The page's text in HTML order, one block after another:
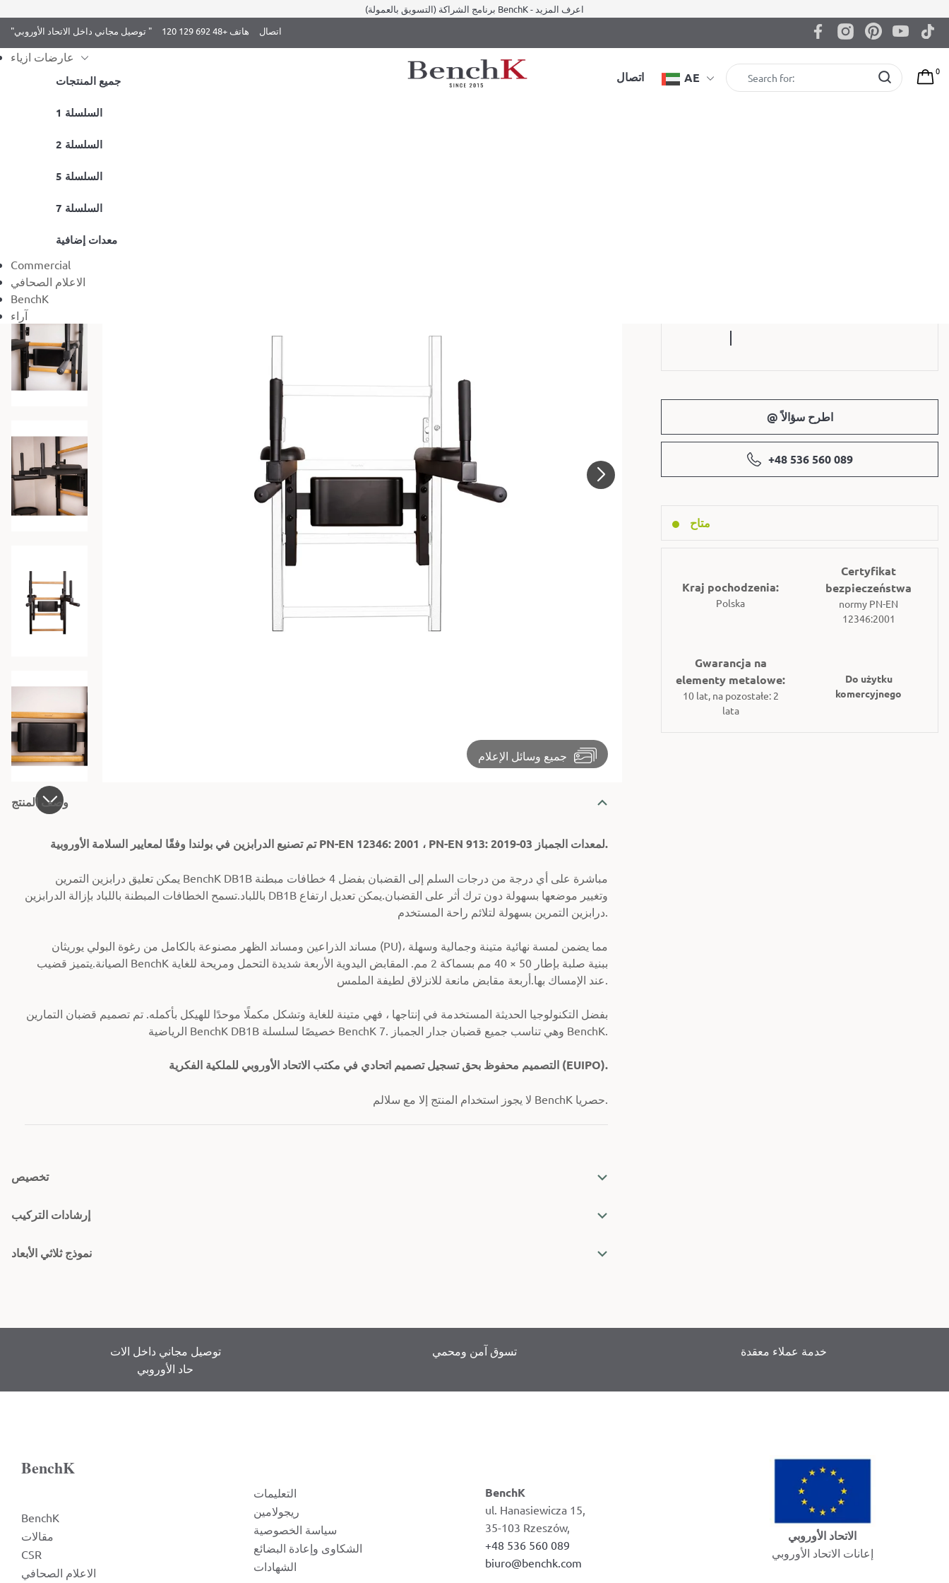
برنامج الشراكة (التسويق بالعمولة) BenchK - اعرف المزيد
"توصيل مجاني داخل الاتحاد الأوروبي "
هاتف +48 692 129 120 اتصال
عارضات ازياء
جميع المنتجات
1 السلسلة
2 السلسلة
5 السلسلة
7 السلسلة
معدات إضافية
Commercial
الاعلام الصحافي
BenchK
آراء
اتصال AE 0
جميع وسائل الإعلام
@ اطرح سؤالاً
+48 536 560 089
متاح
Kraj pochodzenia:
Polska
Certyfikat
bezpieczeństwa
normy PN-EN
12346:2001
Gwarancja na
elementy metalowe:
10 lat, na pozostałe: 2
lata
Do użytku
komercyjnego
وصف المنتج
تم تصنيع الدرابزين في بولندا وفقًا لمعايير السلامة الأوروبية PN-EN 12346: 2001 ، PN-EN 913: 2019-03 لمعدات الجمباز.
يمكن تعليق درابزين التمرين BenchK DB1B مباشرة على أي درجة من درجات السلم إلى القضبان بفضل 4 خطافات مبطنة
باللباد.
تسمح الخطافات المبطنة باللباد بإزالة الدرابزين DB1B وتغيير موضعها بسهولة دون ترك أثر على القضبان.يمكن تعديل ارتفاع
درابزين التمرين بسهولة لتلائم راحة المستخدم.
مساند الذراعين ومساند الظهر مصنوعة بالكامل من رغوة البولي يوريثان (PU)، مما يضمن لمسة نهائية متينة وجمالية وسهلة
الصيانة.يتميز قضيب BenchK ببنية صلبة بإطار 50 × 40 مم بسماكة 2 مم. المقابض اليدوية الأربعة شديدة التحمل ومريحة للغاية
عند الإمساك بها.أربعة مقابض مانعة للانزلاق لطيفة الملمس.
بفضل التكنولوجيا الحديثة المستخدمة في إنتاجها ، فهي متينة للغاية وتشكل مكملًا موحدًا للهيكل بأكمله. تم تصميم قضبان التمارين
الرياضية BenchK DB1B خصيصًا لسلسلة BenchK 7. وهي تناسب جميع قضبان جدار الجمباز BenchK.
التصميم محفوظ بحق تسجيل تصميم اتحادي في مكتب الاتحاد الأوروبي للملكية الفكرية (EUIPO).
لا يجوز استخدام المنتج إلا مع سلالم BenchK حصريا.
تخصيص
إرشادات التركيب
نموذج ثلاثي الأبعاد
توصيل مجاني داخل الات
حاد الأوروبي
تسوق آمن ومحمي خدمة عملاء معقدة
BenchK
BenchK
مقالات
CSR
الاعلام الصحافي
التعليمات
ريجولامين
سياسة الخصوصية
الشكاوى وإعادة البضائع
الشهادات
BenchK
ul. Hanasiewicza 15,
35-103 Rzeszów,
+48 536 560 089
biuro@benchk.com
الاتحاد الأوروبي
إعانات الاتحاد الأوروبي